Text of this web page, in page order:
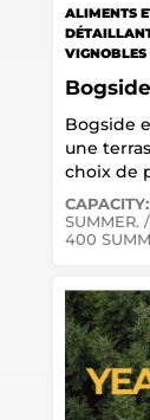
ALIMENTS
VIGNOBLES
Bogside
une
choix de
CAPACITY:
SUMMER.
400